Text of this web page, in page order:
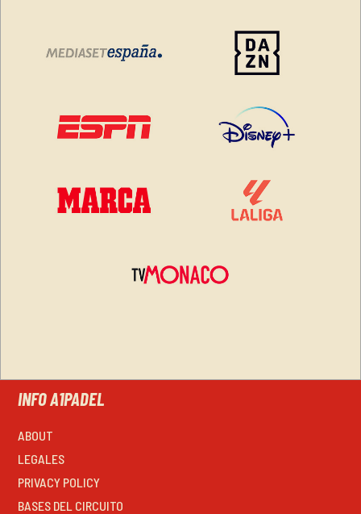
INFO A1PADEL
ABOUT
LEGALES
PRIVACY POLICY
BASES DEL CIRCUITO